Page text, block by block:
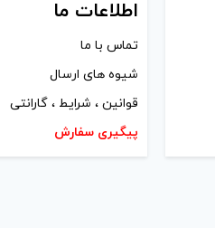
اطلاعات ما
تماس با ما
شیوه های ارسال
قوانین ، شرایط ، گارانتی
پیگیری سفارش